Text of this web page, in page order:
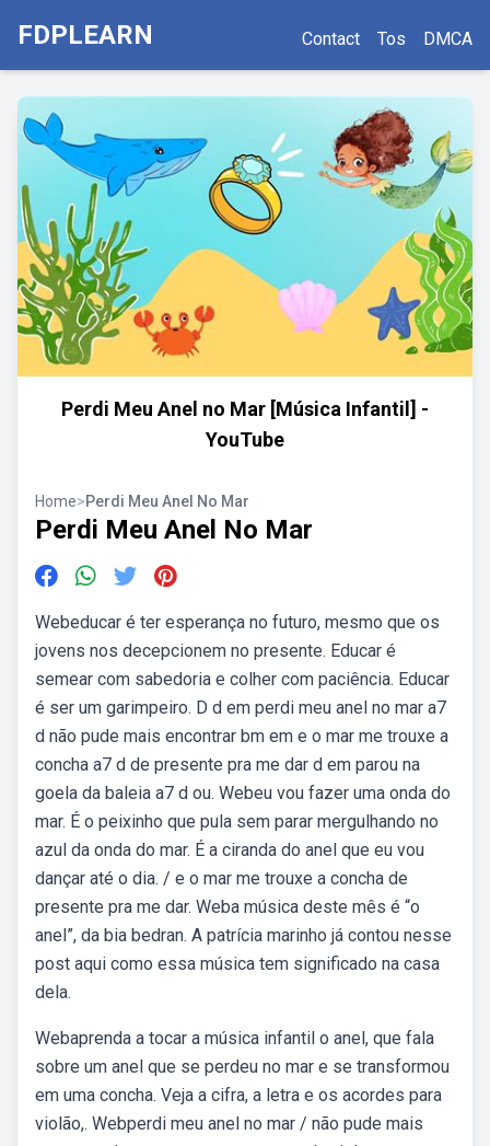
FDPLEARN Contact Tos DMCA
Perdi Meu Anel no Mar [Música Infantil] -
YouTube
Home>Perdi Meu Anel No Mar
Perdi Meu Anel No Mar
Webeducar é ter esperança no futuro, mesmo que os
jovens nos decepcionem no presente. Educar é
semear com sabedoria e colher com paciência. Educar
é ser um garimpeiro. D d em perdi meu anel no mar a7
d não pude mais encontrar bm em e o mar me trouxe a
concha a7 d de presente pra me dar d em parou na
goela da baleia a7 d ou. Webeu vou fazer uma onda do
mar. É o peixinho que pula sem parar mergulhando no
azul da onda do mar. É a ciranda do anel que eu vou
dançar até o dia. / e o mar me trouxe a concha de
presente pra me dar. Weba música deste mês é “o
anel”, da bia bedran. A patrícia marinho já contou nesse
post aqui como essa música tem significado na casa
dela.
Webaprenda a tocar a música infantil o anel, que fala
sobre um anel que se perdeu no mar e se transformou
em uma concha. Veja a cifra, a letra e os acordes para
violão,. Webperdi meu anel no mar / não pude mais